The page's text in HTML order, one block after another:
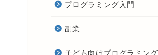
プログラミング入門
副業
子ども向けプログラミング